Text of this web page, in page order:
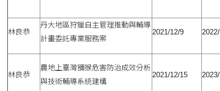
林良恭
丹大地區狩獵自主管理推動與輔導
計畫委託專業服務案
2021/12/9
林良恭
農地上臺灣獼猴危害防治成效分析
與技術輔導系統建構
2021/12/15